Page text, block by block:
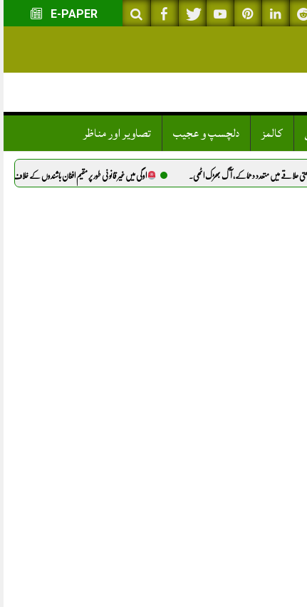
E-PAPER
کالمز دلچسپ و عجیب تصاویر اور مناظر
دھماکے، آگ بھڑک اٹھی. اوگی میں غیر قانونی طور پر مقیم افغان باشندوں کے خلاف پولیس کا کریک ڈاؤن، 9 افراد گرفتار.